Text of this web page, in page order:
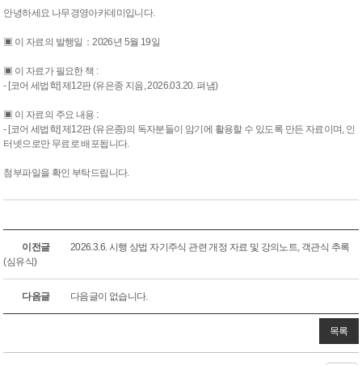
안녕하세요 나무경영아카데미입니다.
▣ 이 자료의 발행일：2026년 5월 19일
▣ 이 자료가 필요한 책 :
- [코어 세법학] 제12판 (유은종 지음, 2026.03.20. 펴냄)
▣ 이 자료의 주요 내용 :
- [코어 세법학] 제12판 (유은종)의 독자분들이 암기에 활용할 수 있도록 만든 자료이며, 인
터넷으로만 무료로 배포됩니다.
첨부파일을 확인 부탁드립니다.
이전글
2026.3.6. 시행 상법 자기주식 관련 개정 자료 및 강의노트, 객관식 추록
(심유식)
다음글 다음글이 없습니다.
목록